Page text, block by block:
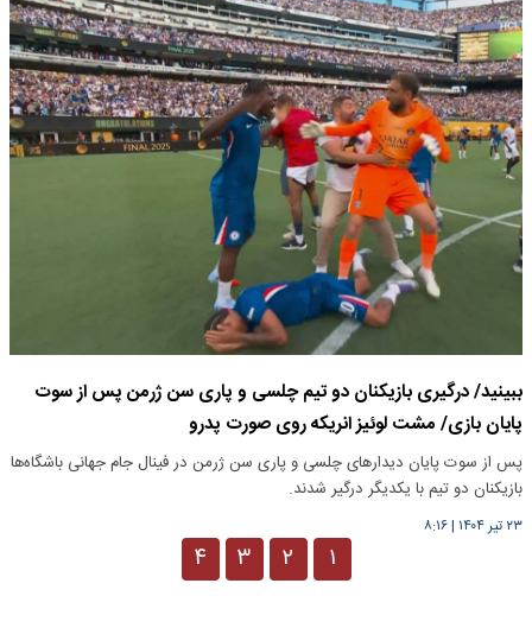
ببینید/ درگیری بازیکنان دو تیم چلسی و پاری سن ژرمن پس از سوت
پایان بازی/ مشت لوئیز انریکه روی صورت پدرو
پس از سوت پایان دیدار‌های چلسی و پاری سن ژرمن در فینال جام جهانی باشگاه‌ها
بازیکنان دو تیم با یکدیگر درگیر شدند.
۲۳ تیر ۱۴۰۴ |۸:۱۶
۱ ۲ ۳ ۴